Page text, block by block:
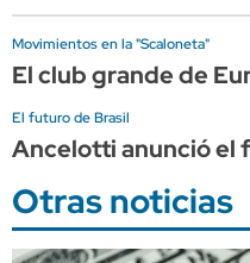
Movimientos en la "Scaloneta"
El club grande de
El futuro de Brasil
Ancelotti anunció el
Otras noticias